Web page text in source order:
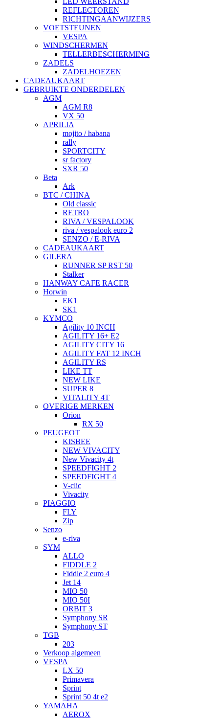
REFLECTOREN
RICHTINGAANWIJZERS
VOETSTEUNEN
VESPA
WINDSCHERMEN
TELLERBESCHERMING
ZADELS
ZADELHOEZEN
CADEAUKAART
GEBRUIKTE ONDERDELEN
AGM
AGM R8
VX 50
APRILIA
mojito / habana
rally
SPORTCITY
sr factory
SXR 50
Beta
Ark
BTC / CHINA
Old classic
RETRO
RIVA / VESPALOOK
riva / vespalook euro 2
SENZO / E-RIVA
CADEAUKAART
GILERA
RUNNER SP RST 50
Stalker
HANWAY CAFE RACER
Horwin
EK1
SK1
KYMCO
Agility 10 INCH
AGILITY 16+ E2
AGILITY CITY 16
AGILITY FAT 12 INCH
AGILITY RS
LIKE TT
NEW LIKE
SUPER 8
VITALITY 4T
OVERIGE MERKEN
Orion
RX 50
PEUGEOT
KISBEE
NEW VIVACITY
New Vivacity 4t
SPEEDFIGHT 2
SPEEDFIGHT 4
V-clic
Vivacity
PIAGGIO
FLY
Zip
Senzo
e-riva
SYM
ALLO
FIDDLE 2
Fiddle 2 euro 4
Jet 14
MIO 50
MIO 50I
ORBIT 3
Symphony SR
Symphony ST
TGB
203
Verkoop algemeen
VESPA
LX 50
Primavera
Sprint
Sprint 50 4t e2
YAMAHA
AEROX